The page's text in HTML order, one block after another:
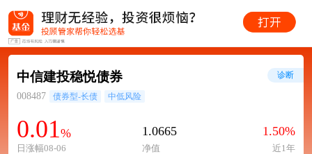
中信建投稳悦债券
008487 债券型-长债 中低风险
0.01 %
日涨幅08-06
1.0665
净值
1.50%
近1年
诊断